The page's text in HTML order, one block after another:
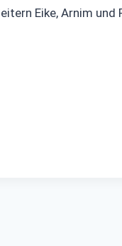
Eike, Arnim und